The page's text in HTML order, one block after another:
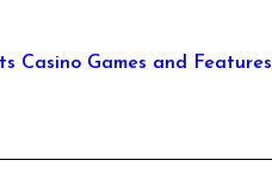
Casino Games and Features